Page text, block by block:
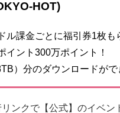
HOT)
ル課金ごとに福引券1枚も
イント300万ポイント！
）分のダウンロードがで
ンクで【公式】のイベン